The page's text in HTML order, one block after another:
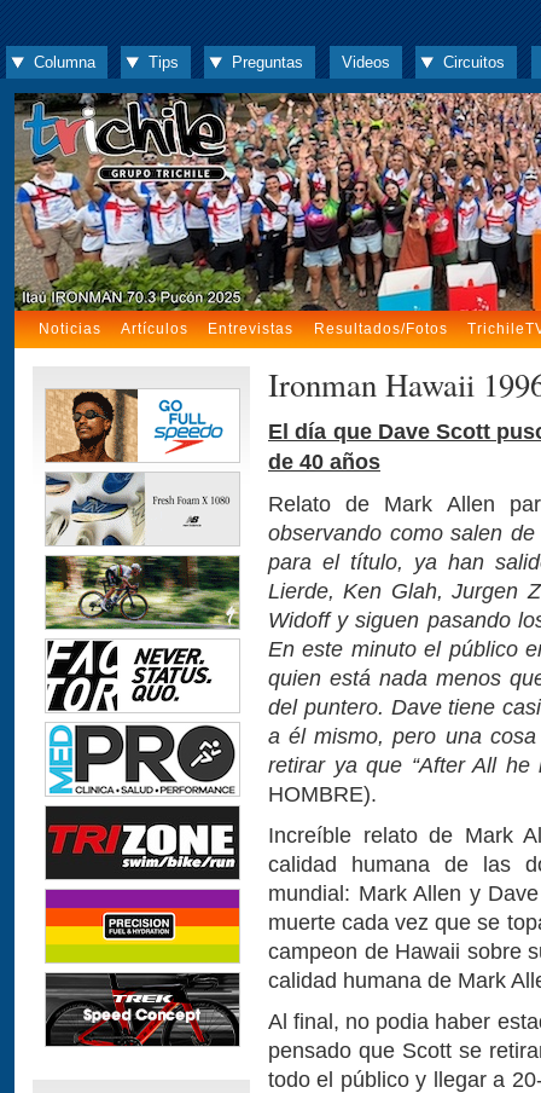
Columna Tips Preguntas Videos Circuitos
Noticias Artículos Entrevistas Resultados/Fotos
Ironman Hawaii
El día que Dave Scott
de 40 años
Relato de Mark Allen
observando como salen
para el título, ya han
Lierde, Ken Glah, Jurgen
Widoff y siguen pasando
En este minuto el público
quien está nada menos
del puntero. Dave tiene
a él mismo, pero una
retirar ya que “After All he
HOMBRE).
Increíble relato de Mark
calidad humana de las
mundial: Mark Allen y
muerte cada vez que se
campeon de Hawaii sobre
calidad humana de Mark
Al final, no podia haber
pensado que Scott se
todo el público y llegar a